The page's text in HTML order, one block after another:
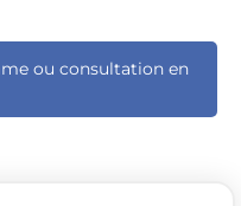
ou consultation en